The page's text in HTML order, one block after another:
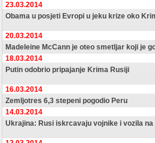
23.03.2014
Obama u posjeti Evropi u jeku krize oko
20.03.2014
Madeleine McCann je oteo smetljar koji je
18.03.2014
Putin odobrio pripajanje Krima Rusiji
16.03.2014
Zemljotres 6,3 stepeni pogodio Peru
14.03.2014
Ukrajina: Rusi iskrcavaju vojnike i vozila